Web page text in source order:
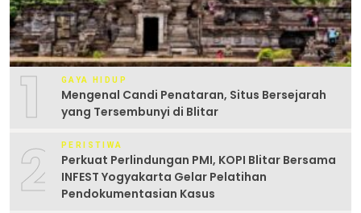
1 GAYA HIDUP
Mengenal Candi Penataran, Situs Bersejarah
yang Tersembunyi di Blitar
2 PERISTIWA
Perkuat Perlindungan PMI, KOPI Blitar Bersama
INFEST Yogyakarta Gelar Pelatihan
Pendokumentasian Kasus